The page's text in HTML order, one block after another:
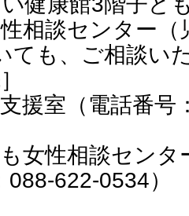
相談センター（
ても、ご相談い
援室（電話番号
女性相談センタ
622-0534）